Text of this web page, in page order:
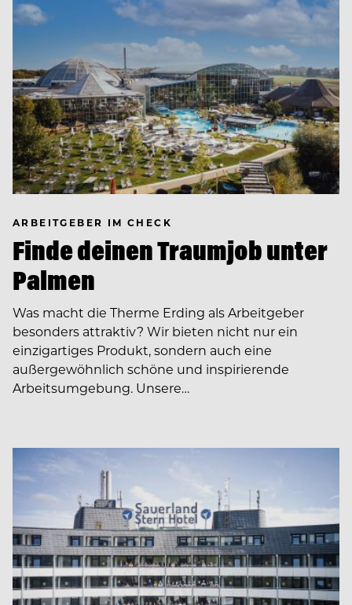
ARBEITGEBER IM CHECK
Finde deinen Traumjob unter
Palmen
Was macht die Therme Erding als Arbeitgeber
besonders attraktiv? Wir bieten nicht nur ein
einzigartiges Produkt, sondern auch eine
außergewöhnlich schöne und inspirierende
Arbeitsumgebung. Unsere…